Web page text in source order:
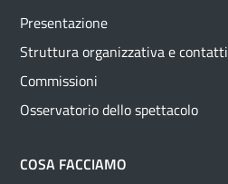
Presentazione
Struttura organizzativa e contatti
Commissioni
Osservatorio dello spettacolo
COSA FACCIAMO